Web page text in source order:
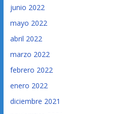
junio 2022
mayo 2022
abril 2022
marzo 2022
febrero 2022
enero 2022
diciembre 2021